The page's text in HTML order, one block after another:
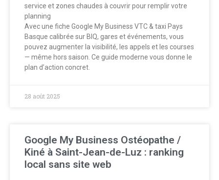
service et zones chaudes à couvrir pour remplir votre
planning
Avec une fiche Google My Business VTC & taxi Pays
Basque calibrée sur BIQ, gares et événements, vous
pouvez augmenter la visibilité, les appels et les courses
— même hors saison. Ce guide moderne vous donne le
plan d’action concret.
28 août 2025
Google My Business Ostéopathe /
Kiné à Saint-Jean-de-Luz : ranking
local sans site web